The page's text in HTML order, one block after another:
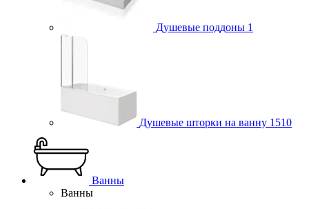
Душевые поддоны 1
Душевые шторки на ванну 1510
Ванны
Ванны